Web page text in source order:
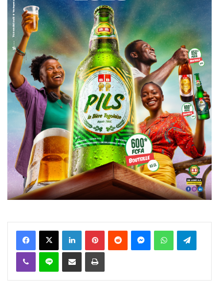
FacebookX Linkedin PinterestReddit MessengerWhatsAppTelegram
Viber Ligne Partager par email Imprimer